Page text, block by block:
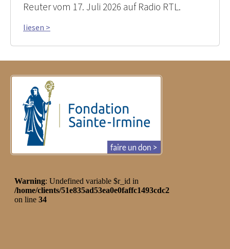
Reuter vom 17. Juli 2026 auf Radio RTL.
liesen >